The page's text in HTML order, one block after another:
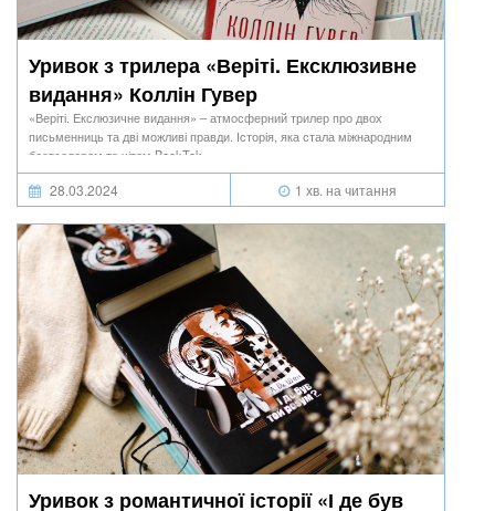
Уривок з трилера «Веріті. Ексклюзивне
видання» Коллін Гувер
«Веріті. Екслюзичне видання» – атмосферний трилер про двох
письменниць та дві можливі правди. Історія, яка стала міжнародним
бестселером та хітом BookTok.
28.03.2024 1 хв. на читання
Уривок з романтичної історії «І де був